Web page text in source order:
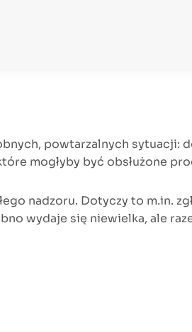
powtarzalnych sytuacji:
mogłyby być obsłużone
nadzoru. Dotyczy to m.in.
wydaje się niewielka, ale